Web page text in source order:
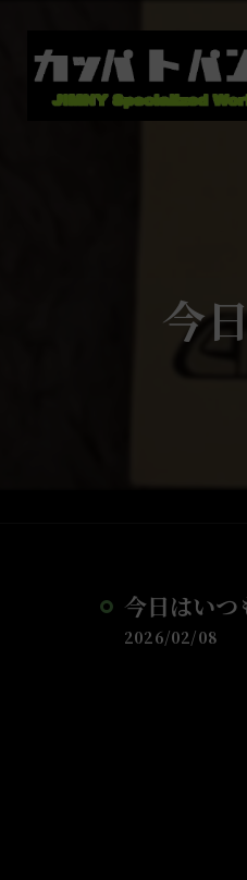
今
今日はい
2026/02/08